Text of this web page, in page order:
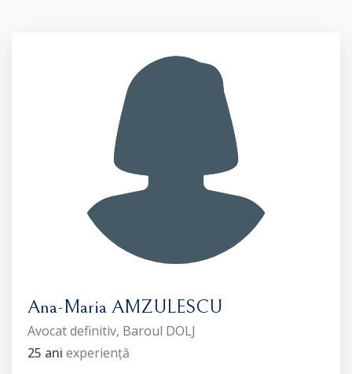
Ana-Maria AMZULESCU
Avocat definitiv, Baroul DOLJ
25 ani experiență